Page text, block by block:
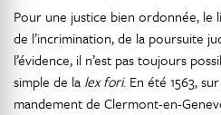
Pour une justice bien ordonnée,
de l’incrimination, de la poursuite
l’évidence, il n’est pas toujours
simple de la lex fori. En été 1563,
mandement de Clermont-en-